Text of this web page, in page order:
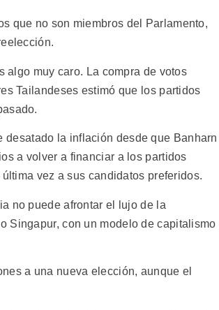
que no son miembros del Parlamento,
algo muy caro. La compra de votos
Tailandeses estimó que los partidos
la inflación desde que Banharn
a volver a financiar a los partidos
vez a sus candidatos preferidos.
no puede afrontar el lujo de la
Singapur, con un modelo de capitalismo
a una nueva elección, aunque el